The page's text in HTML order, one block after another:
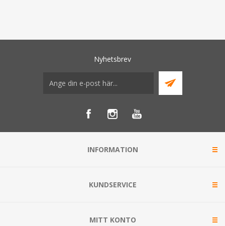
Nyhetsbrev
INFORMATION
KUNDSERVICE
MITT KONTO